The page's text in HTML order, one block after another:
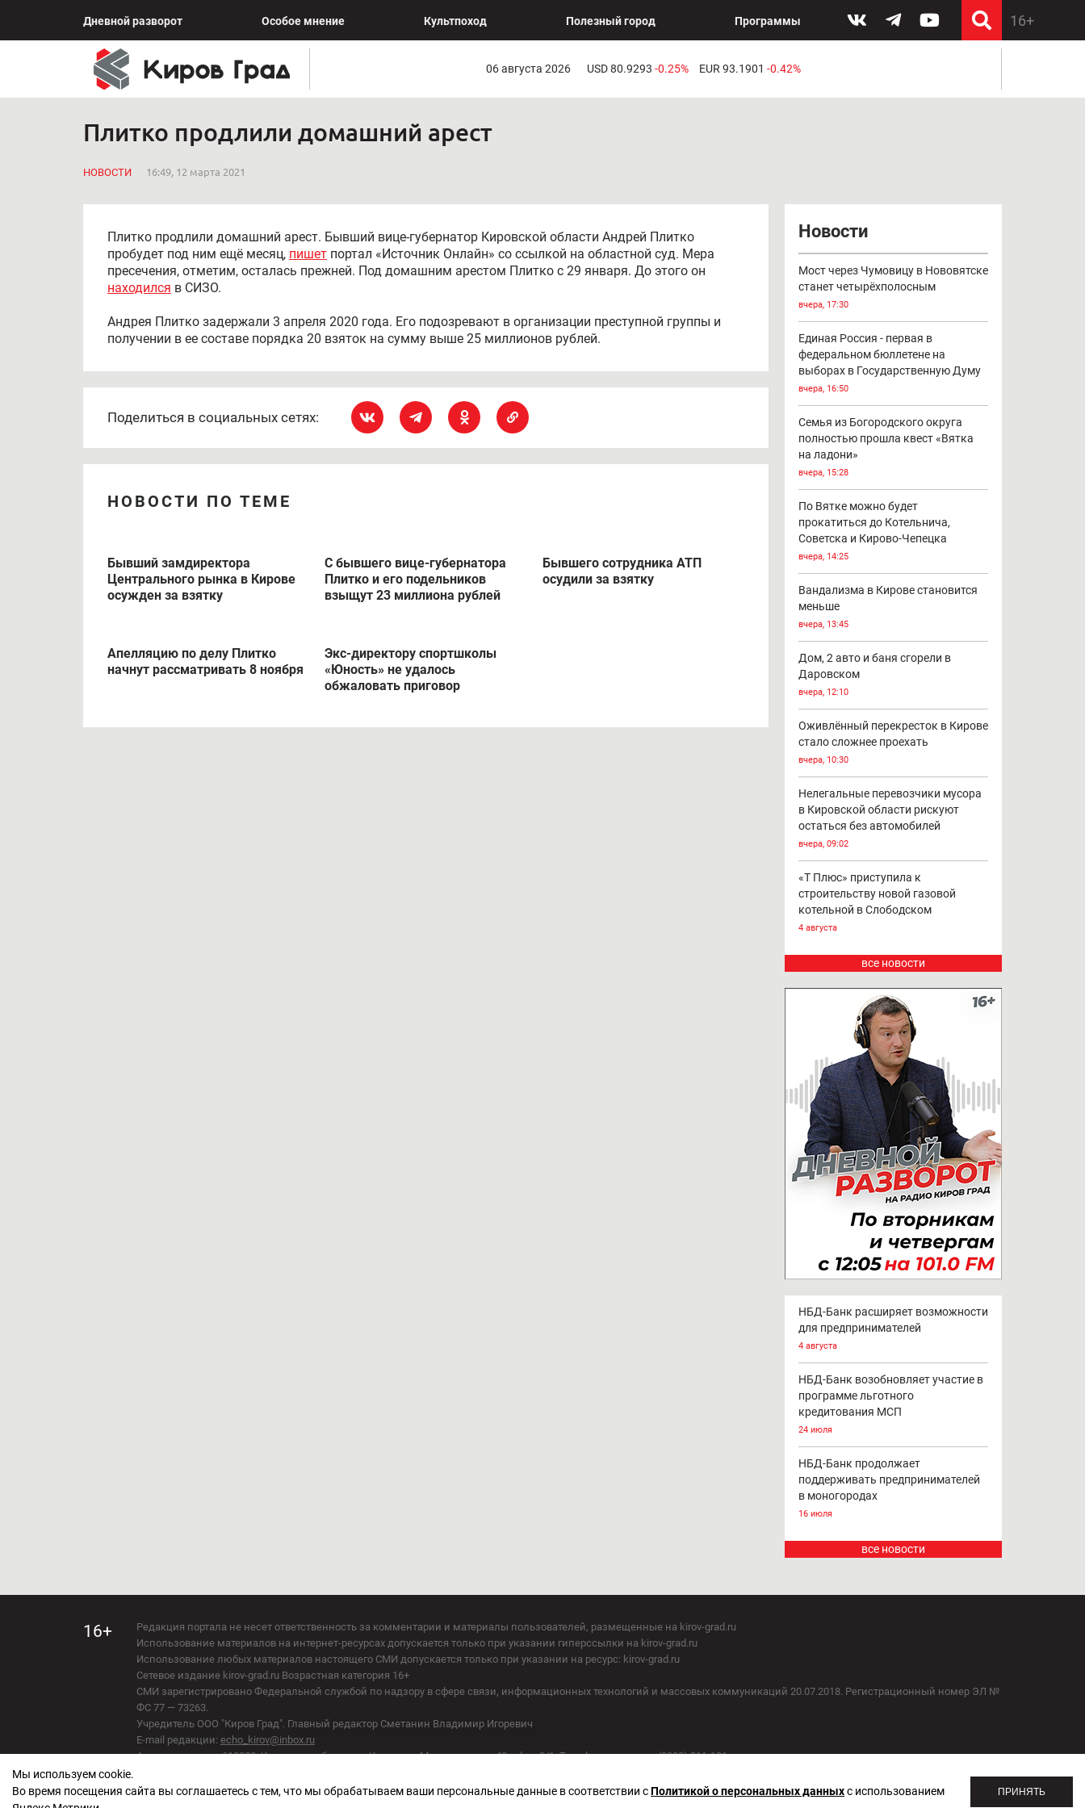
Дневной разворот Особое мнение Культпоход Полезный город Программы
06 августа 2026 USD 80.9293 -0.25% EUR 93.1901 -0.42%
Плитко продлили домашний арест
НОВОСТИ 16:49, 12 марта 2021
Плитко продлили домашний арест. Бывший вице-губернатор Кировской области Андрей Плитко
пробудет под ним ещё месяц, пишет портал «Источник Онлайн» со ссылкой на областной суд. Мера
пресечения, отметим, осталась прежней. Под домашним арестом Плитко с 29 января. До этого он
находился в СИЗО.
Андрея Плитко задержали 3 апреля 2020 года. Его подозревают в организации преступной группы и
получении в ее составе порядка 20 взяток на сумму выше 25 миллионов рублей.
Поделиться в социальных сетях:
НОВОСТИ ПО ТЕМЕ
Бывший замдиректора
Центрального рынка в Кирове
осужден за взятку
С бывшего вице-губернатора
Плитко и его подельников
взыщут 23 миллиона рублей
Бывшего сотрудника АТП
осудили за взятку
Апелляцию по делу Плитко
начнут рассматривать 8 ноября
Экс-директору спортшколы
«Юность» не удалось
обжаловать приговор
Новости
Мост через Чумовицу в Нововятске
станет четырёхполосным
вчера, 17:30
Единая Россия - первая в
федеральном бюллетене на
выборах в Государственную Думу
вчера, 16:50
Семья из Богородского округа
полностью прошла квест «Вятка
на ладони»
вчера, 15:28
По Вятке можно будет
прокатиться до Котельнича,
Советска и Кирово-Чепецка
вчера, 14:25
Вандализма в Кирове становится
меньше
вчера, 13:45
Дом, 2 авто и баня сгорели в
Даровском
вчера, 12:10
Оживлённый перекресток в Кирове
стало сложнее проехать
вчера, 10:30
Нелегальные перевозчики мусора
в Кировской области рискуют
остаться без автомобилей
вчера, 09:02
«Т Плюс» приступила к
строительству новой газовой
котельной в Слободском
4 августа
все новости
НБД-Банк расширяет возможности
для предпринимателей
4 августа
НБД-Банк возобновляет участие в
программе льготного
кредитования МСП
24 июля
НБД-Банк продолжает
поддерживать предпринимателей
в моногородах
16 июля
все новости
16+
Редакция портала не несет ответственность за комментарии и материалы пользователей, размещенные на kirov-grad.ru
Использование материалов на интернет-ресурсах допускается только при указании гиперссылки на kirov-grad.ru
Использование любых материалов настоящего СМИ допускается только при указании на ресурс: kirov-grad.ru
Сетевое издание kirov-grad.ru Возрастная категория 16+
СМИ зарегистрировано Федеральной службой по надзору в сфере связи, информационных технологий и массовых коммуникаций 20.07.2018. Регистрационный номер ЭЛ №
ФС 77 — 73263.
Учредитель ООО "Киров Град". Главный редактор Сметанин Владимир Игоревич
E-mail редакции: echo_kirov@inbox.ru
Адрес редакции: 610000, Кировская область, г. Киров, ул. Московская, д. 40, офис 2/1. Телефон редакции: (8332) 211-101
Политика обработки персональных данных
Мы используем cookie.
Во время посещения сайта вы соглашаетесь с тем, что мы обрабатываем ваши персональные данные в соответствии сПолитикой о персональных данныхс использованием
ПРИНЯТЬ